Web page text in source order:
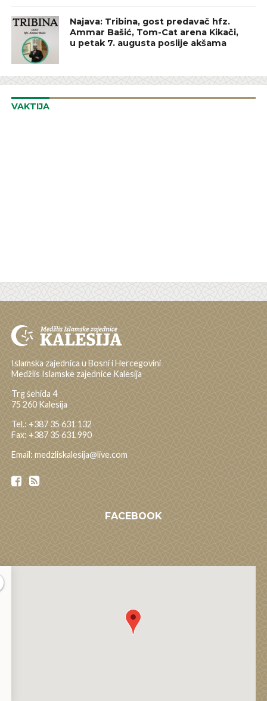
Najava: Tribina, gost predavač hfz.
Ammar Bašić, Tom-Cat arena Kikači,
u petak 7. augusta poslije akšama
VAKTIJA
Islamska zajednica u Bosni i Hercegovini
Medžlis Islamske zajednice Kalesija
Trg šehida 4
75 260 Kalesija
Tel.: +387 35 631 132
Fax: +387 35 631 990
Email: medzliskalesija@live.com
FACEBOOK